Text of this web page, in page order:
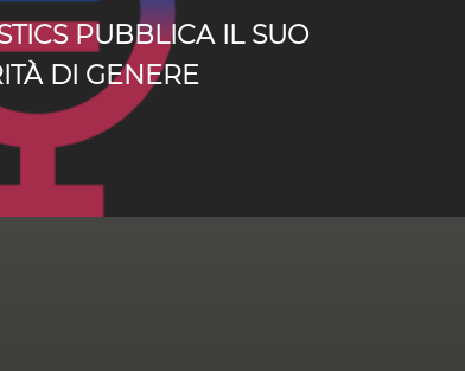
PUBBLICA IL SUO
DI GENERE